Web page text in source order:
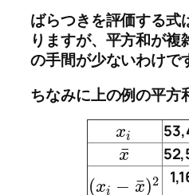
ばらつきを評価する式
りますが、平方和が
の手間が少ないわけで
ちなみに上の例の平方
xi
x
¯
(xi − x
¯)2